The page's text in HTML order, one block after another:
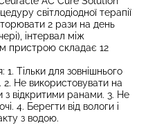
світлодіодної терапії
2 рази на день
інтервал між
пристрою складає 12
Тільки для зовнішнього
2. Не використовувати на
з відкритими ранами. 3. Не
4. Берегти від вологи і
з водою.